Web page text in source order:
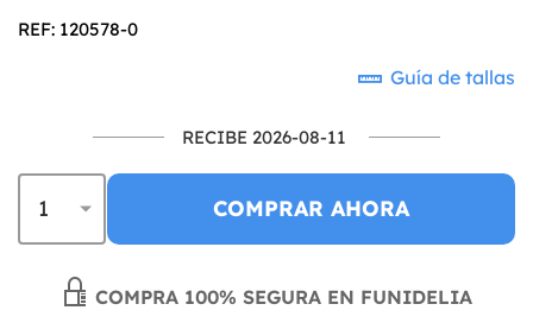
REF: 120578-0
Guía de tallas
RECIBE 2026-08-11
COMPRAR AHORA
COMPRA 100% SEGURA EN FUNIDELIA